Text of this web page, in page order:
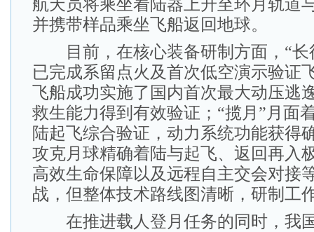
航天员将乘坐着陆器上升至环月轨道
并携带样品乘坐飞船返回地球。
目前，在核心装备研制方面，“长
已完成系留点火及首次低空演示验证
飞船成功实施了国内首次最大动压逃
救生能力得到有效验证；“揽月”月面
陆起飞综合验证，动力系统功能获得
攻克月球精确着陆与起飞、返回再入
高效生命保障以及远程自主交会对接
战，但整体技术路线图清晰，研制工
在推进载人登月任务的同时，我